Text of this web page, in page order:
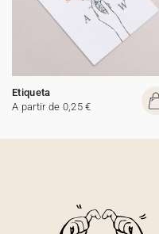
Etiqueta
A partir de 0,25 €